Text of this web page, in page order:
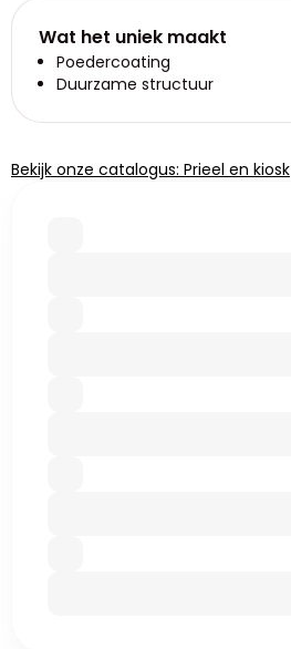
Wat het uniek maakt
Poedercoating
Duurzame structuur
Bekijk onze catalogus: Prieel en kiosk